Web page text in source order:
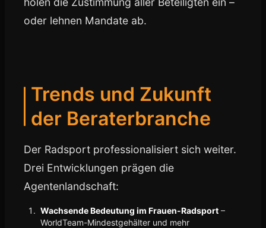
oder lehnen Mandate ab.
Trends und Zukunft
der Beraterbranche
Der Radsport professionalisiert sich weiter.
Drei Entwicklungen prägen die
Agentenlandschaft:
Wachsende Bedeutung im Frauen-Radsport –
WorldTeam-Mindestgehälter und mehr